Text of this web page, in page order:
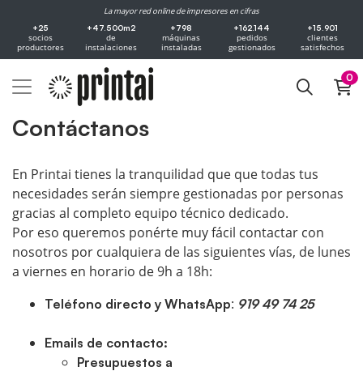
La mayor red online de impresores en cifras
+25
socios
productores
+47.500m2
de
instalaciones
+798
máquinas
instaladas
+162.144
pedidos
gestionados
+15.901
clientes
satisfechos
0
Contáctanos
En Printai tienes la tranquilidad que que todas tus
necesidades serán siempre gestionadas por personas
gracias al completo equipo técnico dedicado.
Por eso queremos ponérte muy fácil contactar con
nosotros por cualquiera de las siguientes vías, de lunes
a viernes en horario de 9h a 18h:
Teléfono directo y WhatsApp: 919 49 74 25
Emails de contacto:
Presupuestos a